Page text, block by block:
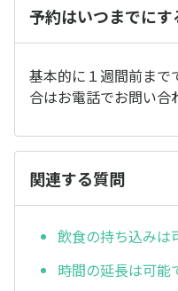
予約はいつまでに
基本的に１週間前まで
合はお電話でお問い合
関連する質問
飲食の持ち込みは
時間の延長は可能